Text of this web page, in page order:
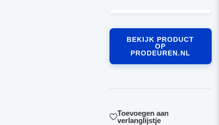
BEKIJK PRODUCT
OP
PRODEUREN.NL
Toevoegen aan
verlanglijstje